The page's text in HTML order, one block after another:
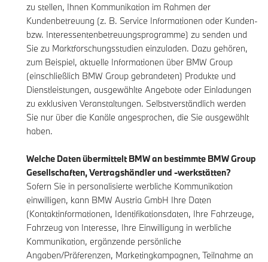
zu stellen, Ihnen Kommunikation im Rahmen der
Kundenbetreuung (z. B. Service Informationen oder Kunden-
bzw. Interessentenbetreuungsprogramme) zu senden und
Sie zu Marktforschungsstudien einzuladen. Dazu gehören,
zum Beispiel, aktuelle Informationen über BMW Group
(einschließlich BMW Group gebrandeten) Produkte und
Dienstleistungen, ausgewählte Angebote oder Einladungen
zu exklusiven Veranstaltungen. Selbstverständlich werden
Sie nur über die Kanäle angesprochen, die Sie ausgewählt
haben.
Welche Daten übermittelt BMW an bestimmte BMW Group
Gesellschaften, Vertragshändler und -werkstätten?
Sofern Sie in personalisierte werbliche Kommunikation
einwilligen, kann BMW Austria GmbH Ihre Daten
(Kontaktinformationen, Identifikationsdaten, Ihre Fahrzeuge,
Fahrzeug von Interesse, Ihre Einwilligung in werbliche
Kommunikation, ergänzende persönliche
Angaben/Präferenzen, Marketingkampagnen, Teilnahme an